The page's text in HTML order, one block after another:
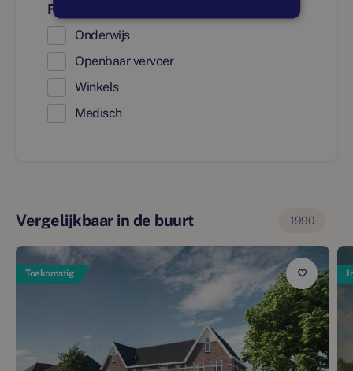
Faciliteiten
Onderwijs
Openbaar vervoer
Winkels
Medisch
Vergelijkbaar in de buurt 1990
Toekomstig